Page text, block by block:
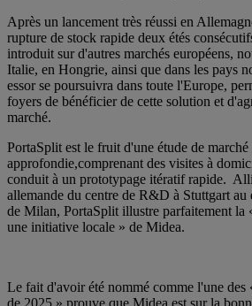
Après un lancement très réussi en
rupture de stock rapide deux étés
introduit sur d'autres marchés européens,
Italie, en Hongrie, ainsi que dans les pays
essor se poursuivra dans toute l'Europe,
foyers de bénéficier de cette solution et
marché.
PortaSplit est le fruit d'une étude de marché
approfondie,comprenant des visites à
conduit à un prototypage itératif rapide.
allemande du centre de R&D à Stuttgart au
de Milan, PortaSplit illustre parfaitement la
une initiative locale » de Midea.
Le fait d'avoir été nommé comme l'une des
de 2025 » prouve que Midea est sur la